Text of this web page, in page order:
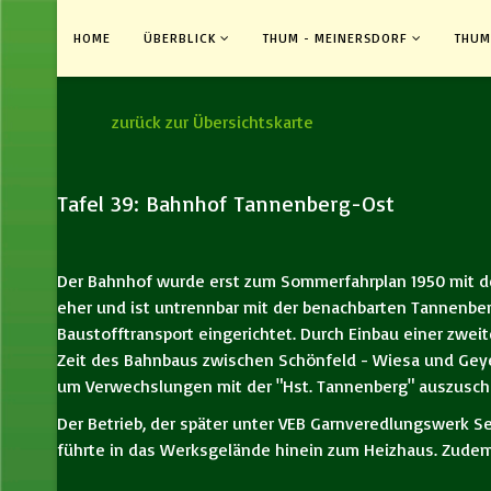
HOME ÜBERBLICK THUM - MEINERSDORF
zurück zur Übersichtskarte
Tafel 39: Bahnhof Tannenberg-Ost
Der Bahnhof wurde erst zum Sommerfahrplan 1950
eher und ist untrennbar mit der benachbarten
Baustofftransport eingerichtet. Durch Einbau einer
Zeit des Bahnbaus zwischen Schönfeld - Wiesa und
um Verwechslungen mit der "Hst. Tannenberg"
Der Betrieb, der später unter VEB Garnveredlungswerk
führte in das Werksgelände hinein zum Heizhaus.